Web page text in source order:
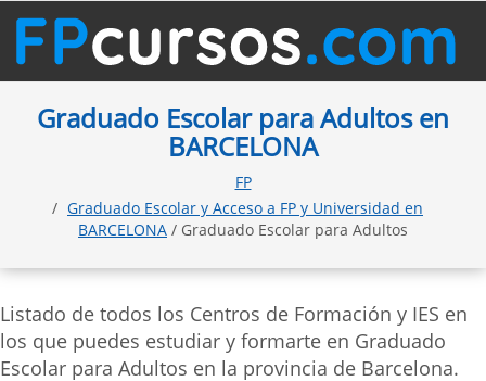
Graduado Escolar para Adultos en
BARCELONA
FP
Graduado Escolar y Acceso a FP y Universidad en
BARCELONA / Graduado Escolar para Adultos
Listado de todos los Centros de Formación y IES en
los que puedes estudiar y formarte en Graduado
Escolar para Adultos en la provincia de Barcelona.